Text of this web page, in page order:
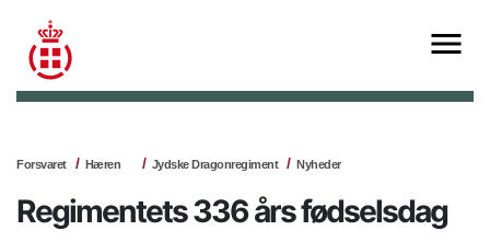
Forsvaret Hæren Jydske Dragonregiment Nyheder
Regimentets 336 års fødselsdag